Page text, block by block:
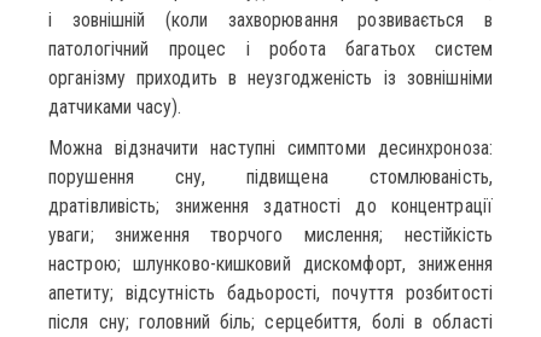
і зовнішній (коли захворювання розвивається в
патологічний процес і робота багатьох систем
організму приходить в неузгодженість із зовнішніми
датчиками часу).
Можна відзначити наступні симптоми десинхроноза:
порушення сну, підвищена стомлюваність,
дратівливість; зниження здатності до концентрації
уваги; зниження творчого мислення; нестійкість
настрою; шлунково-кишковий дискомфорт, зниження
апетиту; відсутність бадьорості, почуття розбитості
після сну; головний біль; серцебиття, болі в області